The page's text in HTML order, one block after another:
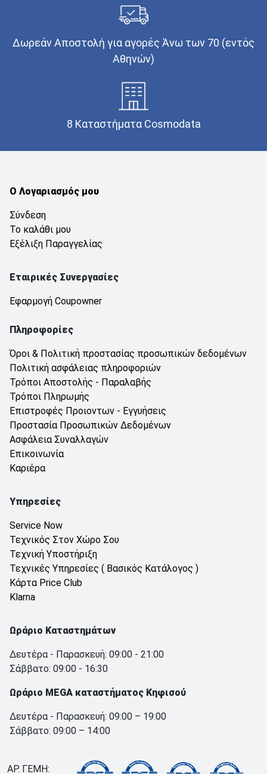
Δωρεάν Αποστολή για αγορές Άνω των 70 (εντός
Αθηνών)
8 Καταστήματα Cosmodata
Ο Λογαριασμός μου
Σύνδεση
Το καλάθι μου
Εξέλιξη Παραγγελίας
Εταιρικές Συνεργασίες
Εφαρμογή Coupowner
Πληροφορίες
Όροι & Πολιτική προστασίας προσωπικών δεδομένων
Πολιτική ασφάλειας πληροφοριών
Τρόποι Αποστολής - Παραλαβής
Τρόποι Πληρωμής
Επιστροφές Προιοντων - Εγγυήσεις
Προστασία Προσωπικών Δεδομένων
Ασφάλεια Συναλλαγών
Επικοινωνία
Καριέρα
Υπηρεσίες
Service Now
Τεχνικός Στον Χώρο Σου
Τεχνική Υποστήριξη
Τεχνικές Υπηρεσίες ( Βασικός Κατάλογος )
Κάρτα Price Club
Klarna
Ωράριο Καταστημάτων
Δευτέρα - Παρασκευή: 09:00 - 21:00
Σάββατο: 09:00 - 16:30
Ωράριο MEGA καταστήματος Κηφισού
Δευτέρα - Παρασκευή: 09:00 – 19:00
Σάββατο: 09:00 – 14:00
ΑΡ. ΓΕΜΗ: